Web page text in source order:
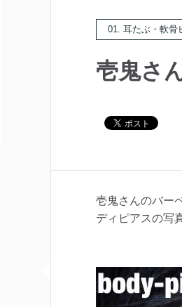
01. 耳たぶ・軟骨
壱鬼さ
壱鬼さんのバー
ディピアスの写